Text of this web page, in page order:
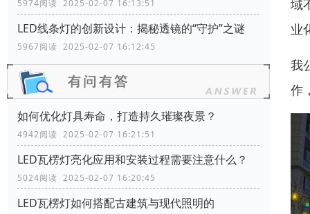
5974阅读 2025-02-07 16:13:51
LED线条灯的创新设计：揭秘透镜的“守护”之谜
5967阅读 2025-02-07 16:12:45
如何优化灯具寿命，打造持久璀璨夜景？
4942阅读 2025-02-07 16:21:51
LED瓦楞灯亮化应用和安装过程需要注意什么？
5024阅读 2025-02-07 16:20:45
LED瓦楞灯如何搭配古建筑与现代照明的
域
业
我
作